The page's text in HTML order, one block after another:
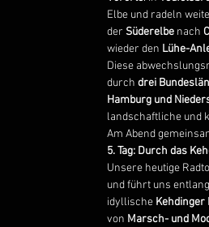
Elbe und radeln
der Süderelbe nach
wieder den Lühe-
Diese
durch drei
Hamburg und
landschaftliche und
Am Abend
5. Tag: Durch das
Unsere heutige
und führt uns
idyllische Kehdinger
von Marsch- und